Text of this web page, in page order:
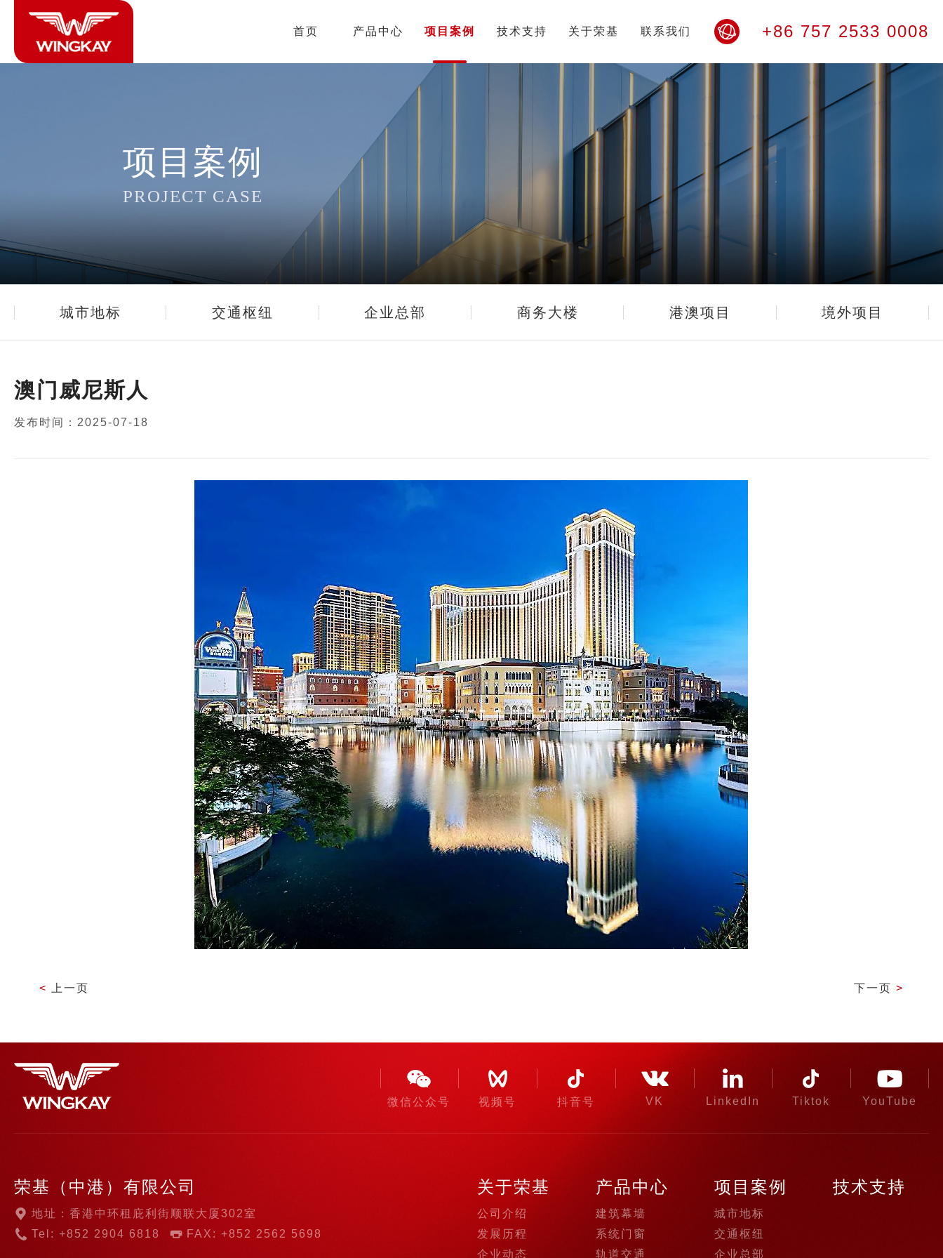
首页 产品中心 项目案例 技术支持 关于荣基 联系我们 +86 757 2533 0008
项目案例
PROJECT CASE
城市地标 交通枢纽 企业总部 商务大楼 港澳项目 境外项目
澳门威尼斯人
发布时间：2025-07-18
< 上一页 下一页 >
微信公众号 视频号 抖音号 VK LinkedIn Tiktok YouTube
荣基（中港）有限公司
地址：香港中环租庇利街顺联大厦302室
Tel: +852 2904 6818
FAX: +852 2562 5698
关于荣基
公司介绍
发展历程
企业动态
产品中心
建筑幕墙
系统门窗
轨道交通
项目案例
城市地标
交通枢纽
企业总部
技术支持